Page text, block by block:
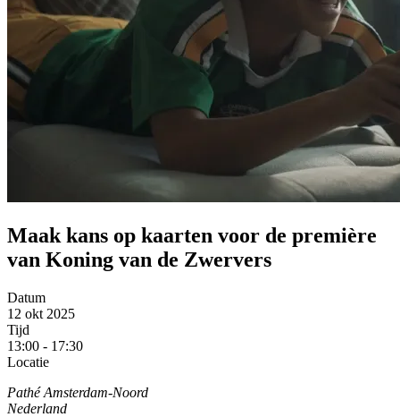
Maak kans op kaarten voor de première
van Koning van de Zwervers
Datum
12 okt 2025
Tijd
13:00 - 17:30
Locatie
Pathé Amsterdam-Noord
Nederland